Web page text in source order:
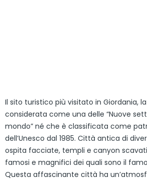
Il sito turistico più visitato in Giordania,
considerata come una delle “Nuove
mondo” né che è classificata come
dell’Unesco dal 1985. Città antica di
ospita facciate, templi e canyon
famosi e magnifici dei quali sono il
Questa affascinante città ha